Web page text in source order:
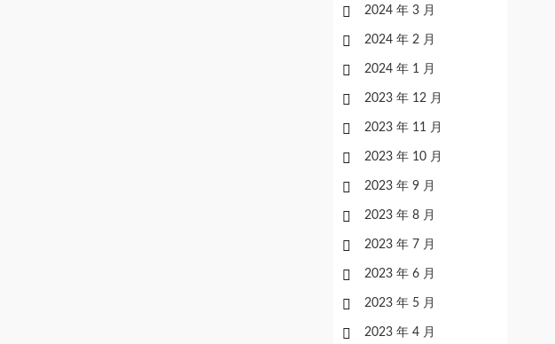
2024 年 3 月
2024 年 2 月
2024 年 1 月
2023 年 12 月
2023 年 11 月
2023 年 10 月
2023 年 9 月
2023 年 8 月
2023 年 7 月
2023 年 6 月
2023 年 5 月
2023 年 4 月